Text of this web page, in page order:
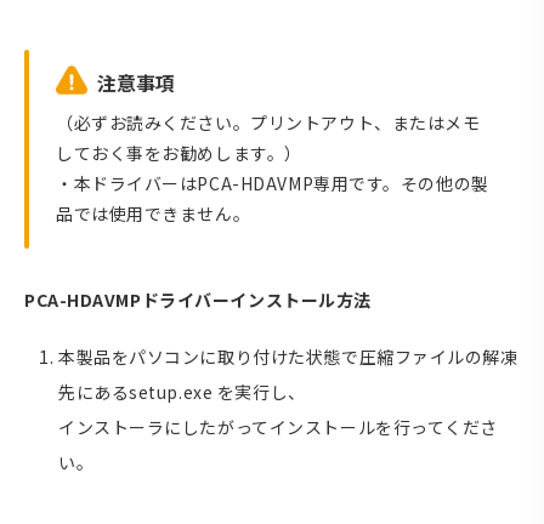
注意事項
（必ずお読みください。プリントアウト、またはメモ
しておく事をお勧めします。）
・本ドライバーはPCA-HDAVMP専用です。その他の製
品では使用できません。
PCA-HDAVMPドライバーインストール方法
本製品をパソコンに取り付けた状態で圧縮ファイルの解凍
先にあるsetup.exe を実行し、
インストーラにしたがってインストールを行ってくださ
い。